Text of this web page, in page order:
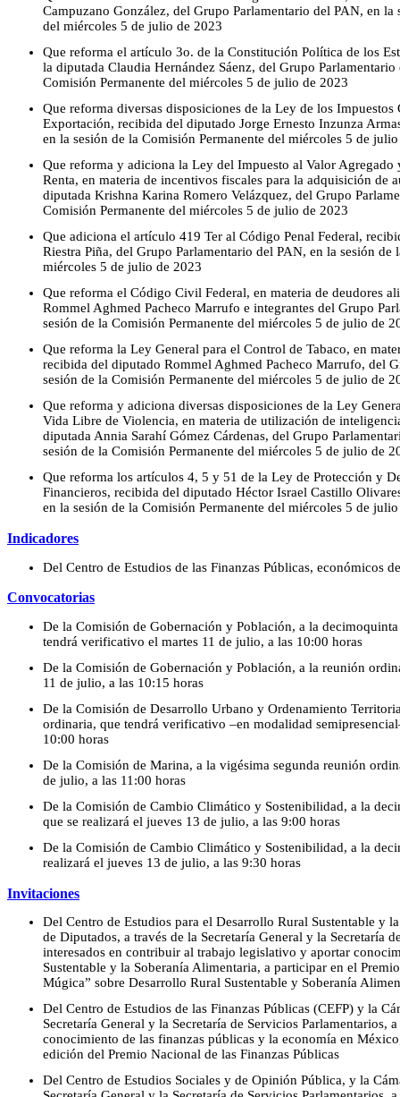
Campuzano González, del Grupo Parlamentario del PAN, en la
del miércoles 5 de julio de 2023
Que reforma el artículo 3o. de la Constitución Política de los
la diputada Claudia Hernández Sáenz, del Grupo
Comisión Permanente del miércoles 5 de julio de 2023
Que reforma diversas disposiciones de la Ley de los
Exportación, recibida del diputado Jorge Ernesto Inzunza
en la sesión de la Comisión Permanente del miércoles 5 de
Que reforma y adiciona la Ley del Impuesto al Valor Agregado
Renta, en materia de incentivos fiscales para la adquisición de
diputada Krishna Karina Romero Velázquez, del Grupo
Comisión Permanente del miércoles 5 de julio de 2023
Que adiciona el artículo 419 Ter al Código Penal Federal,
Riestra Piña, del Grupo Parlamentario del PAN, en la sesión de
miércoles 5 de julio de 2023
Que reforma el Código Civil Federal, en materia de deudores
Rommel Aghmed Pacheco Marrufo e integrantes del Grupo
sesión de la Comisión Permanente del miércoles 5 de julio de
Que reforma la Ley General para el Control de Tabaco, en
recibida del diputado Rommel Aghmed Pacheco Marrufo, del
sesión de la Comisión Permanente del miércoles 5 de julio de
Que reforma y adiciona diversas disposiciones de la Ley
Vida Libre de Violencia, en materia de utilización de
diputada Annia Sarahí Gómez Cárdenas, del Grupo
sesión de la Comisión Permanente del miércoles 5 de julio de
Que reforma los artículos 4, 5 y 51 de la Ley de Protección y
Financieros, recibida del diputado Héctor Israel Castillo
en la sesión de la Comisión Permanente del miércoles 5 de
Indicadores
Del Centro de Estudios de las Finanzas Públicas, económicos
Convocatorias
De la Comisión de Gobernación y Población, a la
tendrá verificativo el martes 11 de julio, a las 10:00 horas
De la Comisión de Gobernación y Población, a la reunión
11 de julio, a las 10:15 horas
De la Comisión de Desarrollo Urbano y Ordenamiento
ordinaria, que tendrá verificativo –en modalidad
10:00 horas
De la Comisión de Marina, a la vigésima segunda reunión
de julio, a las 11:00 horas
De la Comisión de Cambio Climático y Sostenibilidad, a la
que se realizará el jueves 13 de julio, a las 9:00 horas
De la Comisión de Cambio Climático y Sostenibilidad, a la
realizará el jueves 13 de julio, a las 9:30 horas
Invitaciones
Del Centro de Estudios para el Desarrollo Rural Sustentable y
de Diputados, a través de la Secretaría General y la Secretaría
interesados en contribuir al trabajo legislativo y aportar
Sustentable y la Soberanía Alimentaria, a participar en el
Múgica” sobre Desarrollo Rural Sustentable y Soberanía
Del Centro de Estudios de las Finanzas Públicas (CEFP) y la
Secretaría General y la Secretaría de Servicios Parlamentarios,
conocimiento de las finanzas públicas y la economía en
edición del Premio Nacional de las Finanzas Públicas
Del Centro de Estudios Sociales y de Opinión Pública, y la